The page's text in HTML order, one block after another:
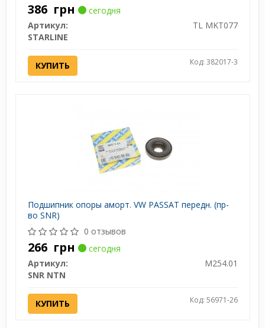
386 грн
сегодня
Артикул:
TL MKT077
STARLINE
КУПИТЬ Код: 382017-3
Подшипник опоры аморт. VW PASSAT передн. (пр-
во SNR)
0 отзывов
266 грн
сегодня
Артикул:
M254.01
SNR NTN
КУПИТЬ Код: 56971-26